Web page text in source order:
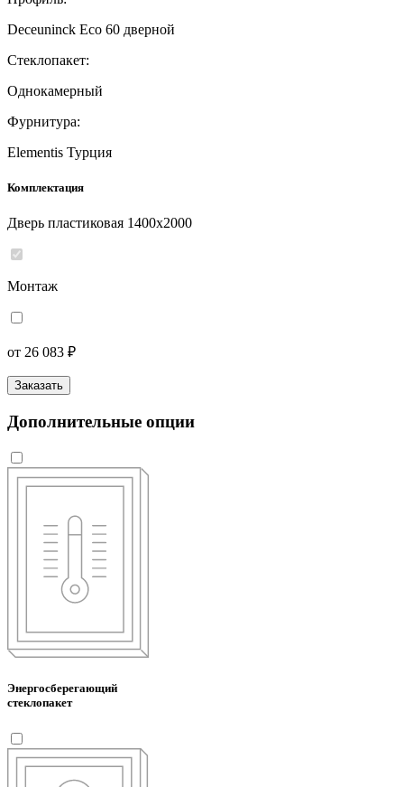
Deceuninck Eco 60 дверной
Стеклопакет:
Однокамерный
Фурнитура:
Elementis Турция
Комплектация
Дверь пластиковая 1400x2000
Монтаж
от 26 083 ₽
Заказать
Дополнительные опции
Энергосберегающий
стеклопакет